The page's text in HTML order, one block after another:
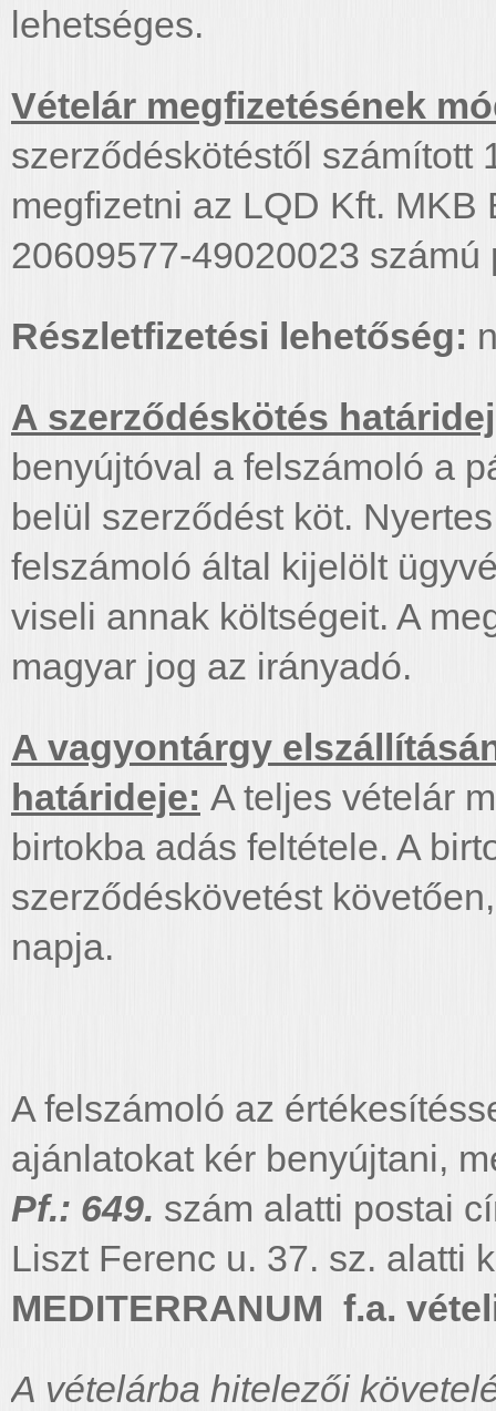
lehetséges.
Vételár megfizetésének
szerződéskötéstől számított
megfizetni az LQD Kft.
20609577-49020023
Részletfizetési lehetőség:
A szerződéskötés
benyújtóval a felszámoló a
belül szerződést köt.
felszámoló által kijelölt
viseli annak költségeit. A
magyar jog az irányadó.
A vagyontárgy
határideje: A teljes vételár
birtokba adás feltétele. A
szerződéskövetést
napja.
A felszámoló az
ajánlatokat kér benyújtani,
Pf.: 649. szám alatti postai
Liszt Ferenc u. 37. sz. alatti
MEDITERRANUM f.a.
A vételárba hitelezői